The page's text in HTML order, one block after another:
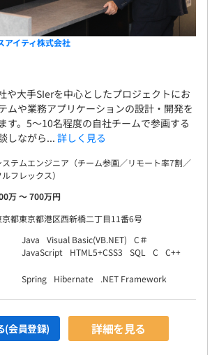
アイティ株式会社
や大手SIerを中心としたプロジェクトにお
ムや業務アプリケーションの設計・開発を
す。5〜10名程度の自社チームで参画する
しながら... 詳しく見る
ステムエンジニア（チーム参画／リモート率7割／
ルフレックス）
万 〜 700万円
京都東京都港区西新橋二丁目11番6号
Java Visual Basic(VB.NET)
C＃
JavaScript
HTML5+CSS3 SQL C
C++
Spring Hibernate .NET Framework
(会員登録) 詳細を見る